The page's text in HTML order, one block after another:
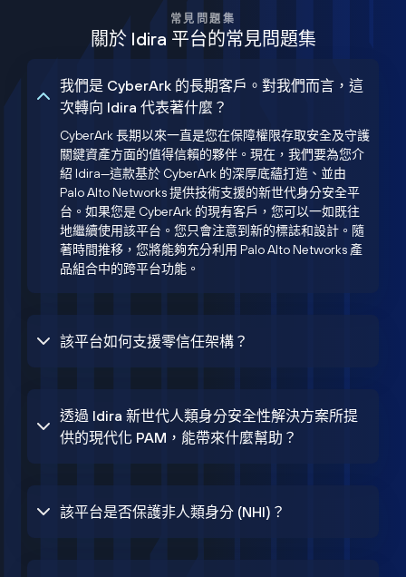
常見問題集
關於 Idira 平台的常見問題集
我們是 CyberArk 的長期客戶。對我們而言，這
次轉向 Idira 代表著什麼？
CyberArk 長期以來一直是您在保障權限存取安全及守護
關鍵資產方面的值得信賴的夥伴。現在，我們要為您介
紹 Idira—這款基於 CyberArk 的深厚底蘊打造、並由
Palo Alto Networks 提供技術支援的新世代身分安全平
台。如果您是 CyberArk 的現有客戶，您可以一如既往
地繼續使用該平台。您只會注意到新的標誌和設計。隨
著時間推移，您將能夠充分利用 Palo Alto Networks 產
品組合中的跨平台功能。
該平台如何支援零信任架構？
透過 Idira 新世代人類身分安全性解決方案所提
供的現代化 PAM，能帶來什麼幫助？
該平台是否保護非人類身分 (NHI)？